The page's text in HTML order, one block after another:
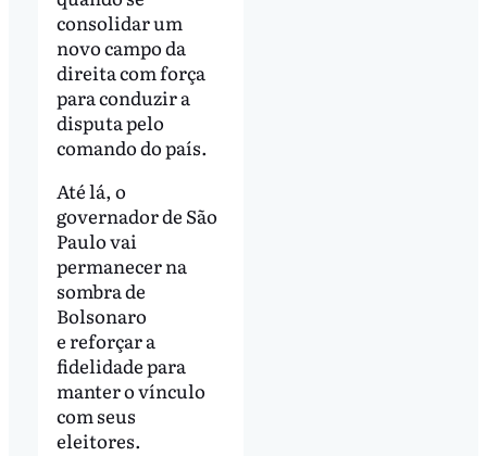
consolidar um
novo campo da
direita com força
para conduzir a
disputa pelo
comando do país.
Até lá, o
governador de São
Paulo vai
permanecer na
sombra de
Bolsonaro
e reforçar a
fidelidade para
manter o vínculo
com seus
eleitores.